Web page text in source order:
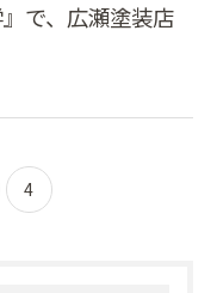
で、広瀬塗装店
4